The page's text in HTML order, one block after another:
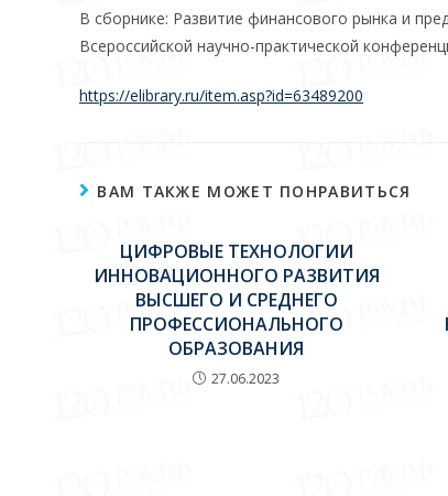
В сборнике: Развитие финансового рынка и
Всероссийской научно-практической
https://elibrary.ru/item.asp?id=63489200
ВАМ ТАКЖЕ МОЖЕТ ПОНРАВИТЬСЯ
ЦИФРОВЫЕ ТЕХНОЛОГИИ
ИННОВАЦИОННОГО РАЗВИТИЯ
ВЫСШЕГО И СРЕДНЕГО
ПРОФЕССИОНАЛЬНОГО
ОБРАЗОВАНИЯ
27.06.2023